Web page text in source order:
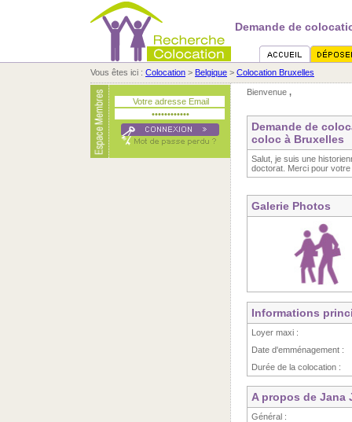
Demande de
Vous êtes ici : Colocation > Belgique > Colocation Bruxelles
Bienvenue ,
Demande de
coloc à Bruxelles
Salut, je suis une
doctorat. Merci pour
Galerie Photos
Informations
Loyer maxi :
Date d'emménagement :
Durée de la colocation :
A propos de Jana
Général :